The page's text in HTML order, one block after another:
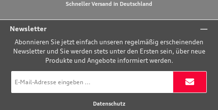
Schneller Versand in Deutschland
Newsletter
Abonnieren Sie jetzt einfach unseren regelmäßig erscheinenden
Newsletter und Sie werden stets unter den Ersten sein, über neue
Produkte und Angebote informiert werden.
Mail-
Adresse
Datenschutz